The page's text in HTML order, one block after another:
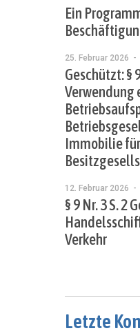
Ein
25. Februar 2026 -
Geschützt: §
Verwendung
Immobilie
12. Februar 2026 -
§ 9 Nr. 3 S. 2
Verkehr
Letzte